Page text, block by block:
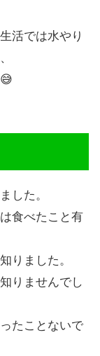
活では水やり
した。
食べたこと有
りました。
りませんでし
たことないで